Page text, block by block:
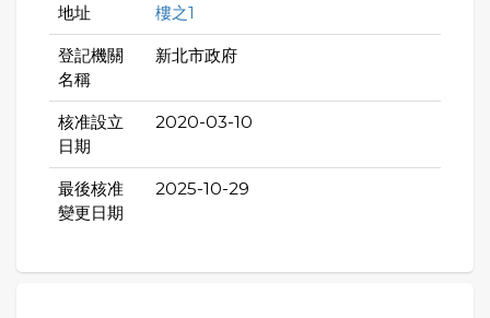
地址
樓之1
登記機關
名稱
新北市政府
核准設立
日期
2020-03-10
最後核准
變更日期
2025-10-29